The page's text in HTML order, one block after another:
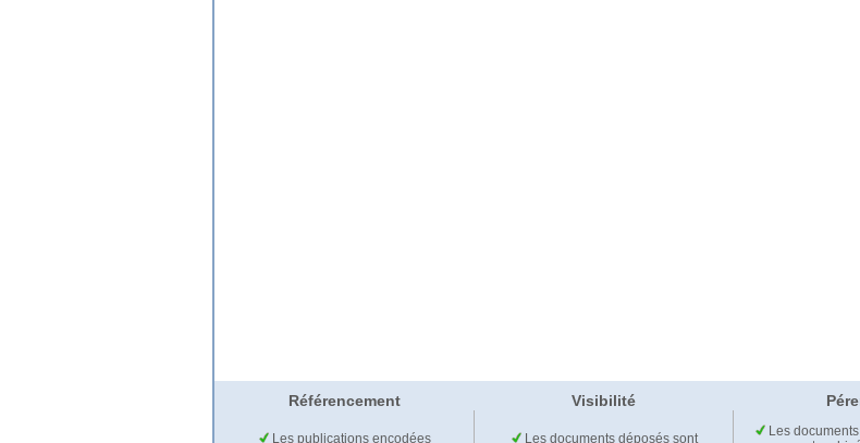
Référencement Visibilité
Les publications encodées Les documents déposés sont
Les